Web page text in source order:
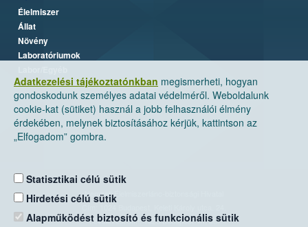
Adatkezelési tájékoztatónkban megismerheti, hogyan
gondoskodunk személyes adatai védelméről. Weboldalunk
cookie-kat (sütiket) használ a jobb felhasználói élmény
érdekében, melynek biztosításához kérjük, kattintson az
„Elfogadom” gombra.
Statisztikai célú sütik
Hirdetési célú sütik
Alapműködést biztosító és funkcionális sütik
Élelmiszer
Állat
Növény
Laboratóriumok
Nemzeti Élelmiszerlánc-biztonsági Hivatal
Levelezési cím: 1525 Budapest. Pf. 30.